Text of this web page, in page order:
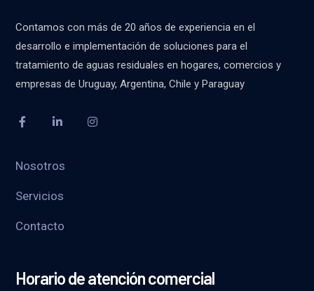
Contamos con más de 20 años de experiencia en el
desarrollo e implementación de soluciones para el
tratamiento de aguas residuales en hogares, comercios y
empresas de Uruguay, Argentina, Chile y Paraguay
Nosotros
Servicios
Contacto
Horario de atención comercial